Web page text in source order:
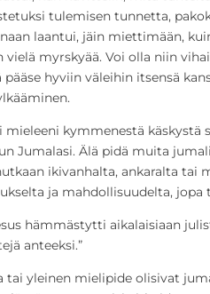
tulemisen tunnetta,
laantui, jäin miettimään,
vielä myrskyää. Voi olla niin
hyviin väleihin itsensä
kymmenestä käskystä
Jumalasi. Älä pidä muita
ikivanhalta, ankaralta tai
ja mahdollisuudelta, jopa
hämmästytti aikalaisiaan
anteeksi.”
tai yleinen mielipide olisivat